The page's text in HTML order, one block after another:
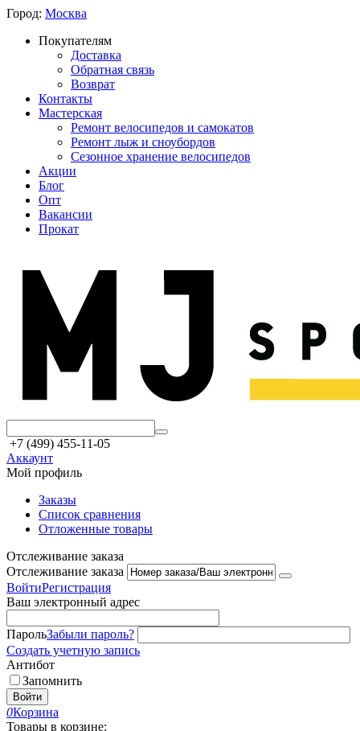
Город: Москва
Покупателям
Доставка
Обратная связь
Возврат
Контакты
Мастерская
Ремонт велосипедов и самокатов
Ремонт лыж и сноубордов
Сезонное хранение велосипедов
Акции
Блог
Опт
Вакансии
Прокат
+7 (499) 455-11-05
Аккаунт
Мой профиль
Заказы
Список сравнения
Отложенные товары
Отслеживание заказа
Отслеживание заказа
ВойтиРегистрация
Ваш электронный адрес
ПарольЗабыли пароль?
Создать учетную запись
Антибот
Запомнить
Войти
0Корзина
Товары в корзине: